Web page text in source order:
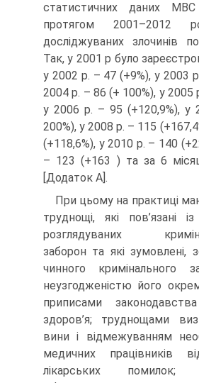
статистичних даних
протягом 2001–2012
досліджуваних злочинів
Так, у 2001 р було
у 2002 р. – 47 (+9%), у 2003
2004 р. – 86 (+ 100%), у 2005
у 2006 р. – 95 (+120,9%), у
200%), у 2008 р. – 115
(+118,6%), у 2010 р. – 140
– 123 (+163 ) та за 6
[Додаток А].
При цьому на практиці
труднощі, які пов’язані
розглядуваних
заборон та які зумовлені,
чинного кримінального
неузгодженістю його
приписами
здоров’я; труднощами
вини і відмежуванням
медичних працівників
лікарських помилок;